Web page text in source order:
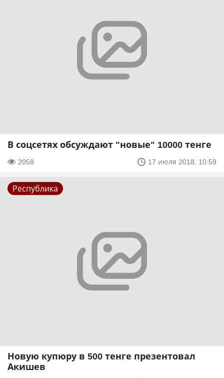
В соцсетях обсуждают "новые" 10000 тенге
2058 17 июля 2018, 10:59
Республика
Новую купюру в 500 тенге презентовал
Акишев